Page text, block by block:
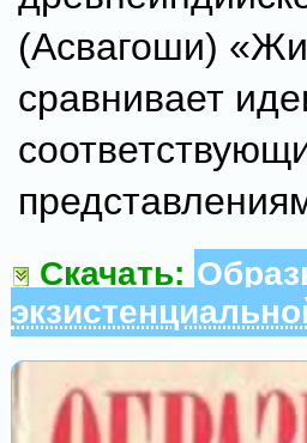
(Асвагоши)
сравнивает
Скачать: